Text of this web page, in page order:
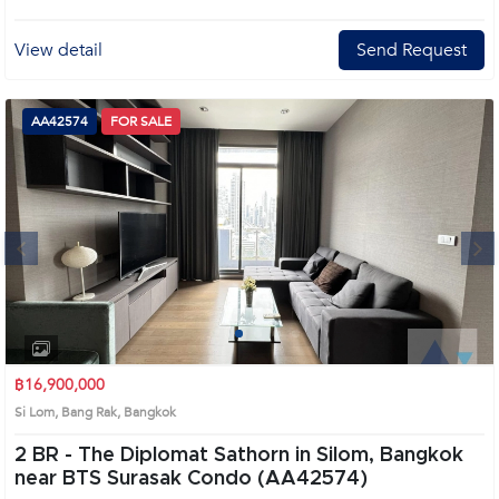
View detail Send Request
Next
1 2 4
AA42574 FOR SALE
฿16,900,000
Si Lom, Bang Rak, Bangkok
2 BR - The Diplomat Sathorn in Silom, Bangkok
near BTS Surasak Condo (AA42574)